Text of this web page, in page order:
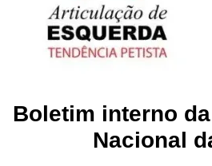
Boletim interno
Nacional